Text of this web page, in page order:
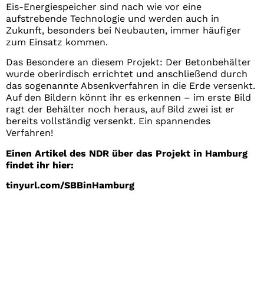
Eis-Energiespeicher sind nach wie vor eine
aufstrebende Technologie und werden auch in
Zukunft, besonders bei Neubauten, immer häufiger
zum Einsatz kommen.
Das Besondere an diesem Projekt: Der Betonbehälter
wurde oberirdisch errichtet und anschließend durch
das sogenannte Absenkverfahren in die Erde versenkt.
Auf den Bildern könnt ihr es erkennen – im erste Bild
ragt der Behälter noch heraus, auf Bild zwei ist er
bereits vollständig versenkt. Ein spannendes
Verfahren!
Einen Artikel des NDR über das Projekt in Hamburg
findet ihr hier:
tinyurl.com/SBBinHamburg